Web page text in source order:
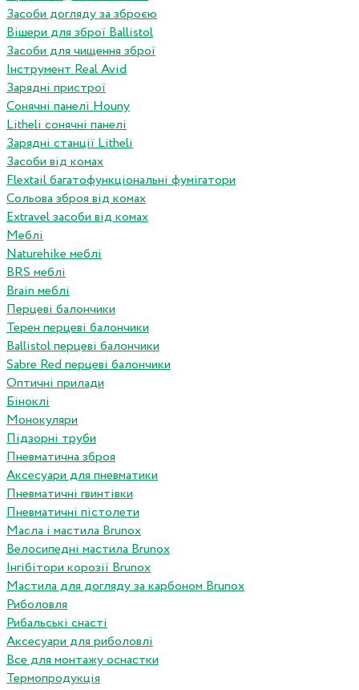
Засоби догляду за зброєю
Вішери для зброї Ballistol
Засоби для чищення зброї
Інструмент Real Avid
Зарядні пристрої
Сонячні панелі Houny
Litheli сонячні панелі
Зарядні станції Litheli
Засоби від комах
Flextail багатофункціональні фумігатори
Сольова зброя від комах
Extravel засоби від комах
Меблі
Naturehike меблі
BRS меблі
Brain меблі
Перцеві балончики
Терен перцеві балончики
Ballistol перцеві балончики
Sabre Red перцеві балончики
Оптичні прилади
Біноклі
Монокуляри
Підзорні труби
Пневматична зброя
Аксесуари для пневматики
Пневматичні гвинтівки
Пневматичні пістолети
Масла і мастила Brunox
Велосипедні мастила Brunox
Інгібітори корозії Brunox
Мастила для догляду за карбоном Brunox
Риболовля
Рибальські снасті
Аксесуари для риболовлі
Все для монтажу оснастки
Термопродукція